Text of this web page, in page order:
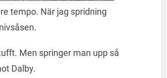
tempo. När jag spridning
Men springer man upp så
Dalby.